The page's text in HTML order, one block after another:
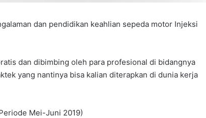
dan pendidikan keahlian sepeda motor Injeksi
dan dibimbing oleh para profesional di bidangnya
yang nantinya bisa kalian diterapkan di dunia kerja
Mei-Juni 2019)